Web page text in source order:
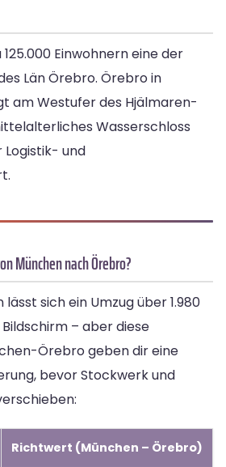
Einwohnern eine der
Län Örebro. Örebro in
am Westufer des Hjälmaren-
Wasserschloss
Logistik- und
München nach Örebro?
sich ein Umzug über 1.980
– aber diese
Örebro geben dir eine
bevor Stockwerk und
Richtwert (München – Örebro)